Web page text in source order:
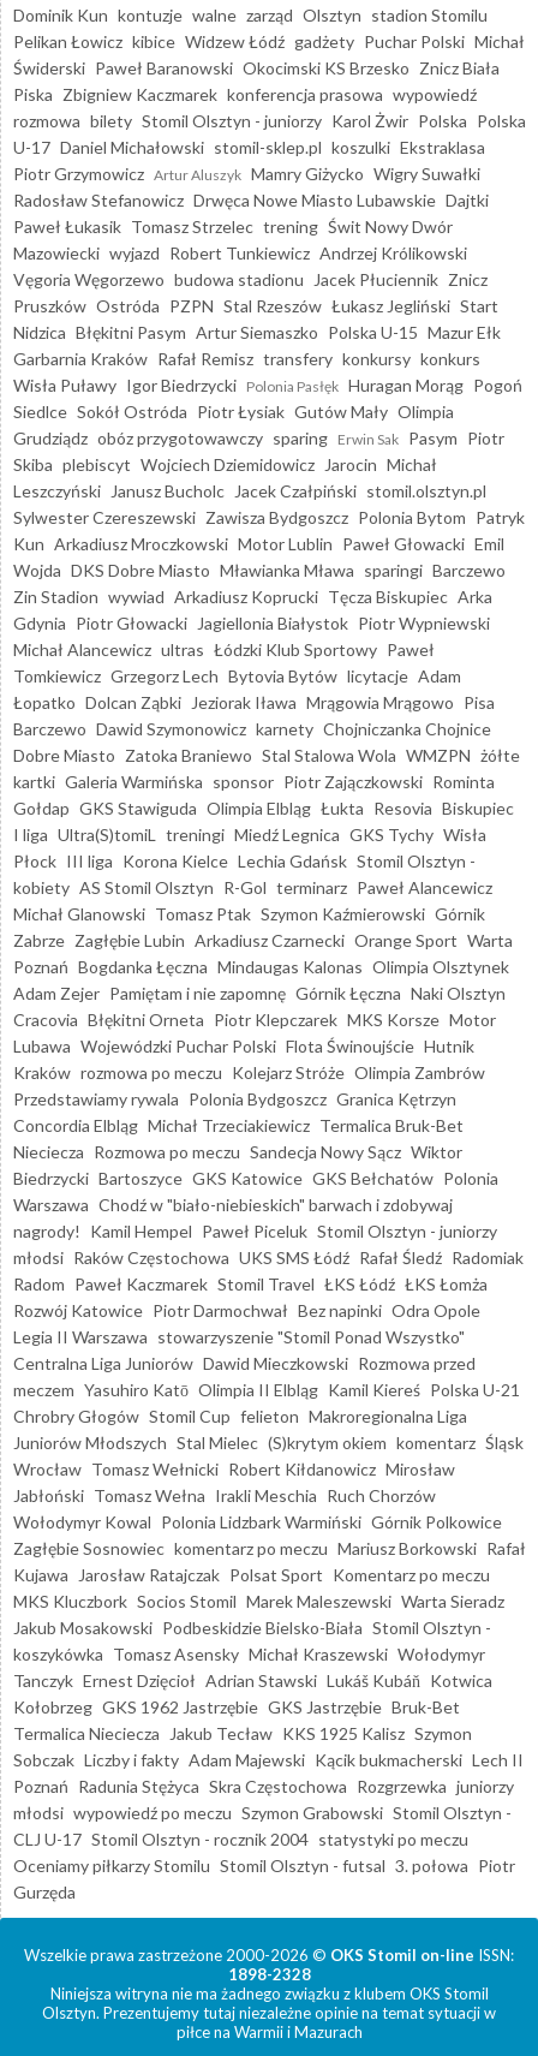
Dominik Kun kontuzje walne zarząd Olsztyn stadion Stomilu
Pelikan Łowicz kibice Widzew Łódź gadżety Puchar Polski Michał
Świderski Paweł Baranowski Okocimski KS Brzesko Znicz Biała
Piska Zbigniew Kaczmarek konferencja prasowa wypowiedź
rozmowa bilety Stomil Olsztyn - juniorzy Karol Żwir Polska Polska
U-17 Daniel Michałowski stomil-sklep.pl koszulki Ekstraklasa
Piotr Grzymowicz Artur Aluszyk Mamry Giżycko Wigry Suwałki
Radosław Stefanowicz Drwęca Nowe Miasto Lubawskie Dajtki
Paweł Łukasik Tomasz Strzelec trening Świt Nowy Dwór
Mazowiecki wyjazd Robert Tunkiewicz Andrzej Królikowski
Vęgoria Węgorzewo budowa stadionu Jacek Płuciennik Znicz
Pruszków Ostróda PZPN Stal Rzeszów Łukasz Jegliński Start
Nidzica Błękitni Pasym Artur Siemaszko Polska U-15 Mazur Ełk
Garbarnia Kraków Rafał Remisz transfery konkursy konkurs
Wisła Puławy Igor Biedrzycki Polonia Pasłęk Huragan Morąg Pogoń
Siedlce Sokół Ostróda Piotr Łysiak Gutów Mały Olimpia
Grudziądz obóz przygotowawczy sparing Erwin Sak Pasym Piotr
Skiba plebiscyt Wojciech Dziemidowicz Jarocin Michał
Leszczyński
Janusz Bucholc Jacek Czałpiński stomil.olsztyn.pl
Sylwester Czereszewski Zawisza Bydgoszcz Polonia Bytom Patryk
Kun Arkadiusz Mroczkowski Motor Lublin Paweł Głowacki Emil
Wojda DKS Dobre Miasto Mławianka Mława sparingi Barczewo
Zin Stadion wywiad Arkadiusz Koprucki Tęcza Biskupiec Arka
Gdynia Piotr Głowacki Jagiellonia Białystok Piotr Wypniewski
Michał Alancewicz ultras Łódzki Klub Sportowy Paweł
Tomkiewicz Grzegorz Lech Bytovia Bytów licytacje Adam
Łopatko Dolcan Ząbki Jeziorak Iława Mrągowia Mrągowo Pisa
Barczewo Dawid Szymonowicz karnety Chojniczanka Chojnice
Dobre Miasto Zatoka Braniewo Stal Stalowa Wola WMZPN żółte
kartki Galeria Warmińska sponsor Piotr Zajączkowski Rominta
Gołdap GKS Stawiguda Olimpia Elbląg Łukta Resovia Biskupiec
I liga Ultra(S)tomiL treningi Miedź Legnica GKS Tychy Wisła
Płock III liga Korona Kielce Lechia Gdańsk Stomil Olsztyn -
kobiety AS Stomil Olsztyn R-Gol terminarz Paweł Alancewicz
Michał Glanowski Tomasz Ptak Szymon Kaźmierowski Górnik
Zabrze Zagłębie Lubin Arkadiusz Czarnecki Orange Sport Warta
Poznań Bogdanka Łęczna Mindaugas Kalonas Olimpia Olsztynek
Adam Zejer Pamiętam i nie zapomnę Górnik Łęczna Naki Olsztyn
Cracovia Błękitni Orneta Piotr Klepczarek MKS Korsze Motor
Lubawa Wojewódzki Puchar Polski Flota Świnoujście Hutnik
Kraków rozmowa po meczu Kolejarz Stróże Olimpia Zambrów
Przedstawiamy rywala Polonia Bydgoszcz Granica Kętrzyn
Concordia Elbląg Michał Trzeciakiewicz Termalica Bruk-Bet
Nieciecza Rozmowa po meczu Sandecja Nowy Sącz Wiktor
Biedrzycki Bartoszyce GKS Katowice GKS Bełchatów Polonia
Warszawa Chodź w "biało-niebieskich" barwach i zdobywaj
nagrody!
Kamil Hempel Paweł Piceluk Stomil Olsztyn - juniorzy
młodsi Raków Częstochowa UKS SMS Łódź Rafał Śledź Radomiak
Radom Paweł Kaczmarek Stomil Travel ŁKS Łódź ŁKS Łomża
Rozwój Katowice Piotr Darmochwał Bez napinki Odra Opole
Legia II Warszawa stowarzyszenie "Stomil Ponad Wszystko"
Centralna Liga Juniorów Dawid Mieczkowski Rozmowa przed
meczem Yasuhiro Katō Olimpia II Elbląg Kamil Kiereś Polska U-21
Chrobry Głogów Stomil Cup felieton Makroregionalna Liga
Juniorów Młodszych Stal Mielec (S)krytym okiem komentarz Śląsk
Wrocław Tomasz Wełnicki Robert Kiłdanowicz Mirosław
Jabłoński Tomasz Wełna Irakli Meschia Ruch Chorzów
Wołodymyr Kowal Polonia Lidzbark Warmiński Górnik Polkowice
Zagłębie Sosnowiec komentarz po meczu Mariusz Borkowski Rafał
Kujawa
Jarosław Ratajczak Polsat Sport Komentarz po meczu
MKS Kluczbork Socios Stomil Marek Maleszewski Warta Sieradz
Jakub Mosakowski Podbeskidzie Bielsko-Biała Stomil Olsztyn -
koszykówka Tomasz Asensky Michał Kraszewski Wołodymyr
Tanczyk Ernest Dzięcioł Adrian Stawski Lukáš Kubáň Kotwica
Kołobrzeg GKS 1962 Jastrzębie GKS Jastrzębie Bruk-Bet
Termalica Nieciecza
Jakub Tecław KKS 1925 Kalisz Szymon
Sobczak Liczby i fakty Adam Majewski Kącik bukmacherski Lech II
Poznań Radunia Stężyca Skra Częstochowa Rozgrzewka juniorzy
młodsi wypowiedź po meczu Szymon Grabowski Stomil Olsztyn -
CLJ U-17 Stomil Olsztyn - rocznik 2004 statystyki po meczu
Oceniamy piłkarzy Stomilu Stomil Olsztyn - futsal 3. połowa Piotr
Gurzęda
Wszelkie prawa zastrzeżone 2000-2026 © OKS Stomil on-line ISSN:
1898-2328
Niniejsza witryna nie ma żadnego związku z klubem OKS Stomil
Olsztyn. Prezentujemy tutaj niezależne opinie na temat sytuacji w
piłce na Warmii i Mazurach